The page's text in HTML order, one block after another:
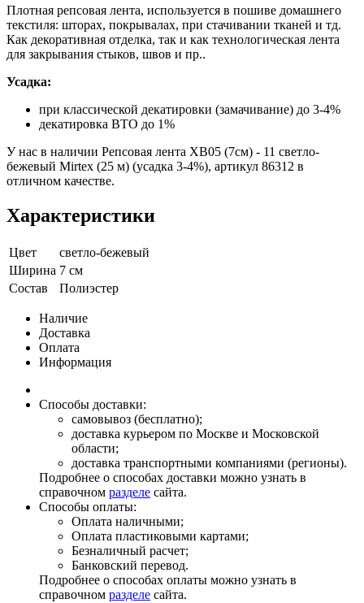
Плотная репсовая лента, используется в пошиве домашнего
текстиля: шторах, покрывалах, при стачивании тканей и тд.
Как декоративная отделка, так и как технологическая лента
для закрывания стыков, швов и пр..
Усадка:
при классической декатировки (замачивание) до 3-4%
декатировка ВТО до 1%
У нас в наличии Репсовая лента XB05 (7см) - 11 светло-
бежевый Mirtex (25 м) (усадка 3-4%), артикул 86312 в
отличном качестве.
Характеристики
Цвет
светло-бежевый
Ширина 7 см
Состав
Полиэстер
Наличие
Доставка
Оплата
Информация
Способы доставки:
самовывоз (бесплатно);
доставка курьером по Москве и Московской
области;
доставка транспортными компаниями (регионы).
Подробнее о способах доставки можно узнать в
справочном разделе сайта.
Способы оплаты:
Оплата наличными;
Оплата пластиковыми картами;
Безналичный расчет;
Банковский перевод.
Подробнее о способах оплаты можно узнать в
справочном разделе сайта.